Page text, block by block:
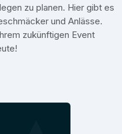
zu planen. Hier gibt es
und Anlässe.
zukünftigen Event